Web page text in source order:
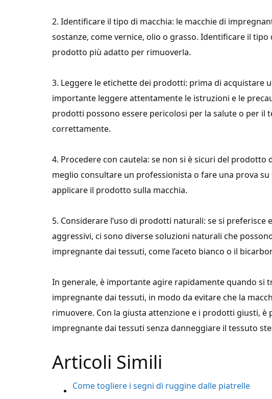
2. Identificare il tipo di macchia: le macchie di
sostanze, come vernice, olio o grasso. Identificare il
prodotto più adatto per rimuoverla.
3. Leggere le etichette dei prodotti: prima di acquistare
importante leggere attentamente le istruzioni e le
prodotti possono essere pericolosi per la salute o per il
correttamente.
4. Procedere con cautela: se non si è sicuri del
meglio consultare un professionista o fare una prova su
applicare il prodotto sulla macchia.
5. Considerare l’uso di prodotti naturali: se si preferisce
aggressivi, ci sono diverse soluzioni naturali che
impregnante dai tessuti, come l’aceto bianco o il
In generale, è importante agire rapidamente quando si
impregnante dai tessuti, in modo da evitare che la
rimuovere. Con la giusta attenzione e i prodotti giusti, è
impregnante dai tessuti senza danneggiare il tessuto
Articoli Simili
Come togliere i segni di ruggine dalle piatrelle